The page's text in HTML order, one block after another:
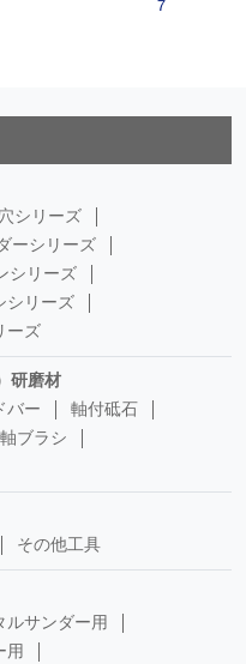
７
シリーズ
ーシリーズ
シリーズ
シリーズ
ーズ
研磨材
バー
軸付砥石
ブラシ
その他工具
ルサンダー用
用